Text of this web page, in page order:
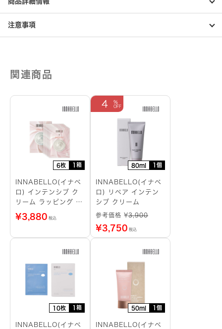
注意事項
関連商品
6枚 1箱
INNABELLO(イナベ
ロ) インテンシブ ク
リーム ラッピング シ
ートマスク
¥3,880 税込
80ml 1個
4
INNABELLO(イナベ
ロ) リペア インテン
シブ クリーム
参考価格 ¥3,900
¥3,750 税込
10枚 1箱
INNABELLO(イナベ
50ml 1個
INNABELLO(イナベ